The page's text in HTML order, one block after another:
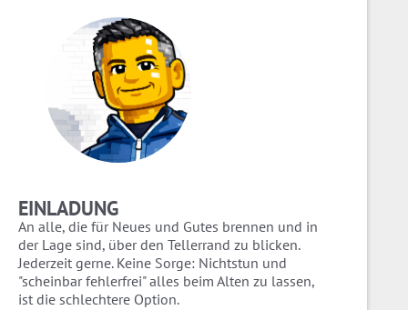
EINLADUNG
An alle, die für Neues und Gutes brennen und in
der Lage sind, über den Tellerrand zu blicken.
Jederzeit gerne. Keine Sorge: Nichtstun und
"scheinbar fehlerfrei" alles beim Alten zu lassen,
ist die schlechtere Option.